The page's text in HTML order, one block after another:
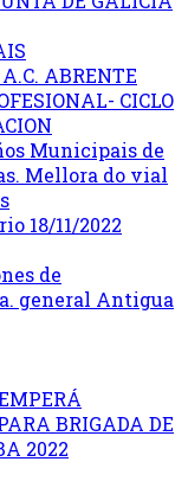
ABRENTE
CICLO
Municipais de
Mellora do vial
18/11/2022
de
general Antigua
BRIGADA DE
2022